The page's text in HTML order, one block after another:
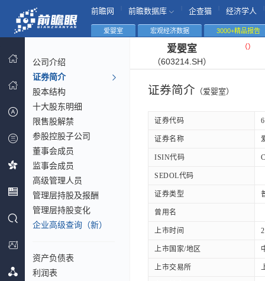
前瞻网 前瞻数据库 企查猫 经济学人
爱婴室 宏观经济数据 3000+精品报告
公司介绍
证券简介
股本结构
十大股东明细
限售股解禁
参股控股子公司
董事会成员
监事会成员
高级管理人员
管理层持股及报酬
管理层持股变化
企业高级查询（新）
资产负债表
利润表
爱婴室
（603214.SH）
（）
证券简介 （爱婴室）
证券代码
证券名称
ISIN代码
SEDOL代码
证券类型
曾用名
上市时间
上市国家/地区
上市交易所